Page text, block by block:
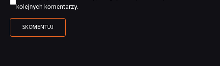
kolejnych komentarzy.